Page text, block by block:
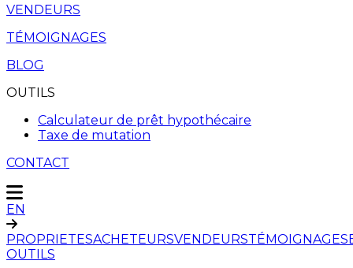
VENDEURS
TÉMOIGNAGES
BLOG
OUTILS
Calculateur de prêt hypothécaire
Taxe de mutation
CONTACT
EN
PROPRIETESACHETEURSVENDEURSTÉMOIGNAGES
OUTILS